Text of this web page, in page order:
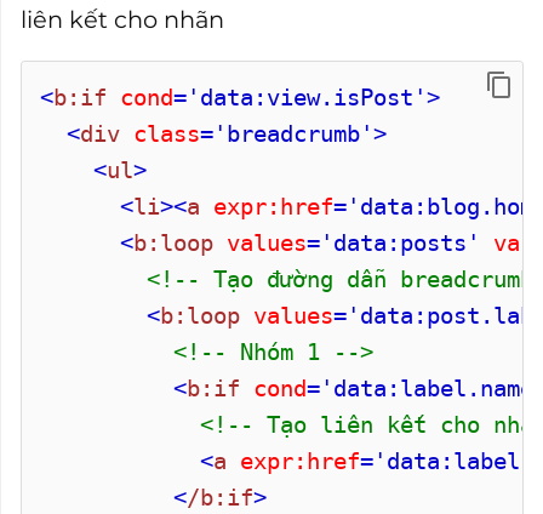
liên kết cho nhãn
<b:if cond='data:view.isPost'>
<div class='breadcrumb'>
<ul>
<li><a expr:href
<b:loop values='data:posts' var
<!-- Tạo đường dẫn
<b:loop values
<!-- Nhóm 1 -->
<b:if cond
<!-- Tạo liên kết cho
<a expr:href
</b:if>